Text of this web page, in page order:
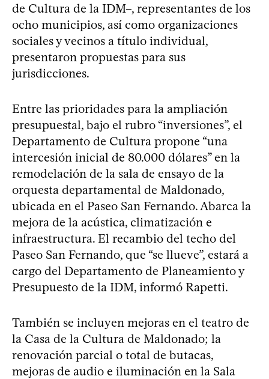
de Cultura de la IDM–, representantes de los
ocho municipios, así como organizaciones
sociales y vecinos a título individual,
presentaron propuestas para sus
jurisdicciones.
Entre las prioridades para la ampliación
presupuestal, bajo el rubro “inversiones”, el
Departamento de Cultura propone “una
intercesión inicial de 80.000 dólares” en la
remodelación de la sala de ensayo de la
orquesta departamental de Maldonado,
ubicada en el Paseo San Fernando. Abarca la
mejora de la acústica, climatización e
infraestructura. El recambio del techo del
Paseo San Fernando, que “se llueve”, estará a
cargo del Departamento de Planeamiento y
Presupuesto de la IDM, informó Rapetti.
También se incluyen mejoras en el teatro de
la Casa de la Cultura de Maldonado; la
renovación parcial o total de butacas,
mejoras de audio e iluminación en la Sala